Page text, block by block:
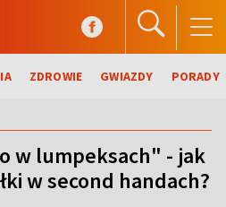
ZDROWIE GWIAZDY PORADY
w lumpeksach" - jak
w second handach?